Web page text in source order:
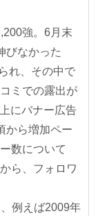
強。6月末
びなかった
れ、その中で
ミでの露出が
にバナー広告
から増加ペー
数について
ら、フォロワ
例えば2009年